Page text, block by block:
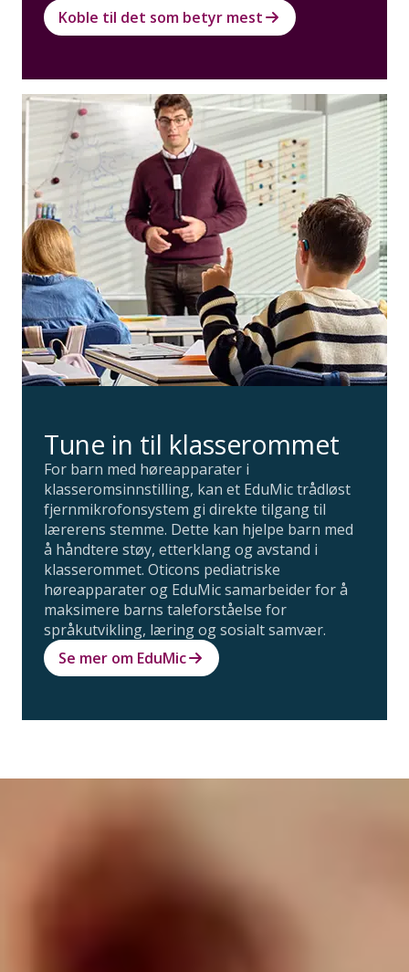
Koble til det som betyr mest
Tune in til klasserommet
For barn med høreapparater i
klasseromsinnstilling, kan et EduMic trådløst
fjernmikrofonsystem gi direkte tilgang til
lærerens stemme. Dette kan hjelpe barn med
å håndtere støy, etterklang og avstand i
klasserommet. Oticons pediatriske
høreapparater og EduMic samarbeider for å
maksimere barns taleforståelse for
språkutvikling, læring og sosialt samvær.
Se mer om EduMic